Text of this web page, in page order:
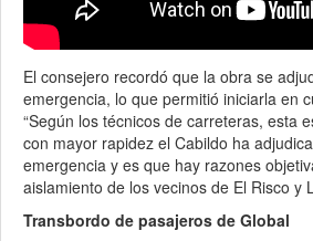
El consejero recordó que la obra se
emergencia, lo que permitió iniciarla en
“Según los técnicos de carreteras, esta
con mayor rapidez el Cabildo ha
emergencia y es que hay razones
aislamiento de los vecinos de El Risco y
Transbordo de pasajeros de Global